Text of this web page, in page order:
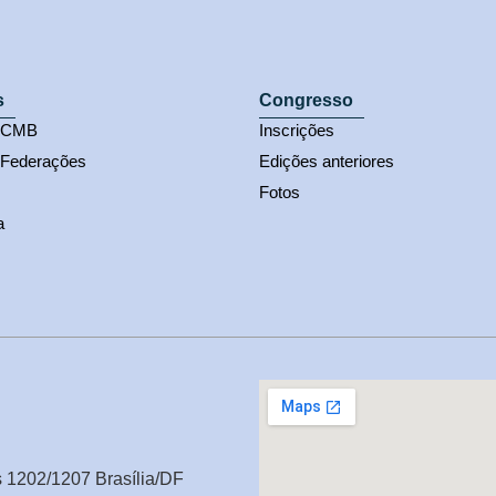
Congresso
Inscrições
Edições anteriores
Fotos
1202/1207 Brasília/DF